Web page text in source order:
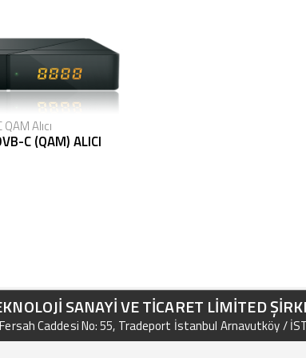
Alıcı
C (QAM) ALICI
SANAYİ VE TİCARET LİMİTED
Caddesi No: 55, Tradeport İstanbul Arnavutköy /